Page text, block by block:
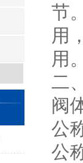
节
用
用
二
阀
公
公